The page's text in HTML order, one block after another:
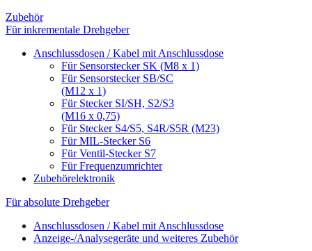
Zubehör
Für inkrementale Drehgeber
Anschlussdosen / Kabel mit Anschlussdose
Für Sensorstecker SK (M8 x 1)
Für Sensorstecker SB/SC
(M12 x 1)
Für Stecker SI/SH, S2/S3
(M16 x 0,75)
Für Stecker S4/S5, S4R/S5R (M23)
Für MIL-Stecker S6
Für Ventil-Stecker S7
Für Frequenzumrichter
Zubehörelektronik
Für absolute Drehgeber
Anschlussdosen / Kabel mit Anschlussdose
Anzeige-/Analysegeräte und weiteres Zubehör